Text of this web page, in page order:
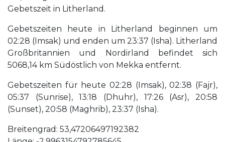
Gebetszeit in Litherland.
Gebetszeiten heute in Litherland beginnen um
02:28 (Imsak) und enden um 23:37 (Isha). Litherland
Großbritannien und Nordirland befindet sich
5068,14 km Südöstlich von Mekka entfernt.
Gebetszeiten für heute 02:28 (Imsak), 02:38 (Fajr),
05:37 (Sunrise), 13:18 (Dhuhr), 17:26 (Asr), 20:58
(Sunset), 20:58 (Maghrib), 23:37 (Isha).
Breitengrad: 53,47206497192382